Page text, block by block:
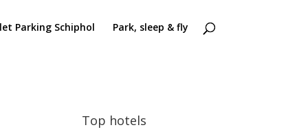
Parking Schiphol Park, sleep & fly
Top hotels